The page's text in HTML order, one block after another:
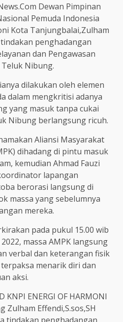
Dewan Pimpinan
Pemuda Indonesia
Kota Tanjungbalai,Zulham
tindakan penghadangan
dan Pengawasan
Teluk Nibung.
dilakukan oleh elemen
dalam mengkritisi adanya
yang masuk tanpa cukai
Nibung berlangsung ricuh.
Aliansi Masyarakat
dihadang di pintu masuk
kemudian Ahmad Fauzi
lapangan
berorasi langsung di
massa yang sebelumnya
mereka.
pada pukul 15.00 wib
massa AMPK langsung
verbal dan keterangan fisik
menarik diri dan
aksi.
KNPI ENERGI OF HARMONI
Zulham Effendi,S.sos,SH